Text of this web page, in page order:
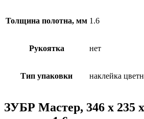
Толщина полотна, мм 1.6
Рукоятка нет
Тип упаковки наклейка
ЗУБР Мастер, 346 х 235